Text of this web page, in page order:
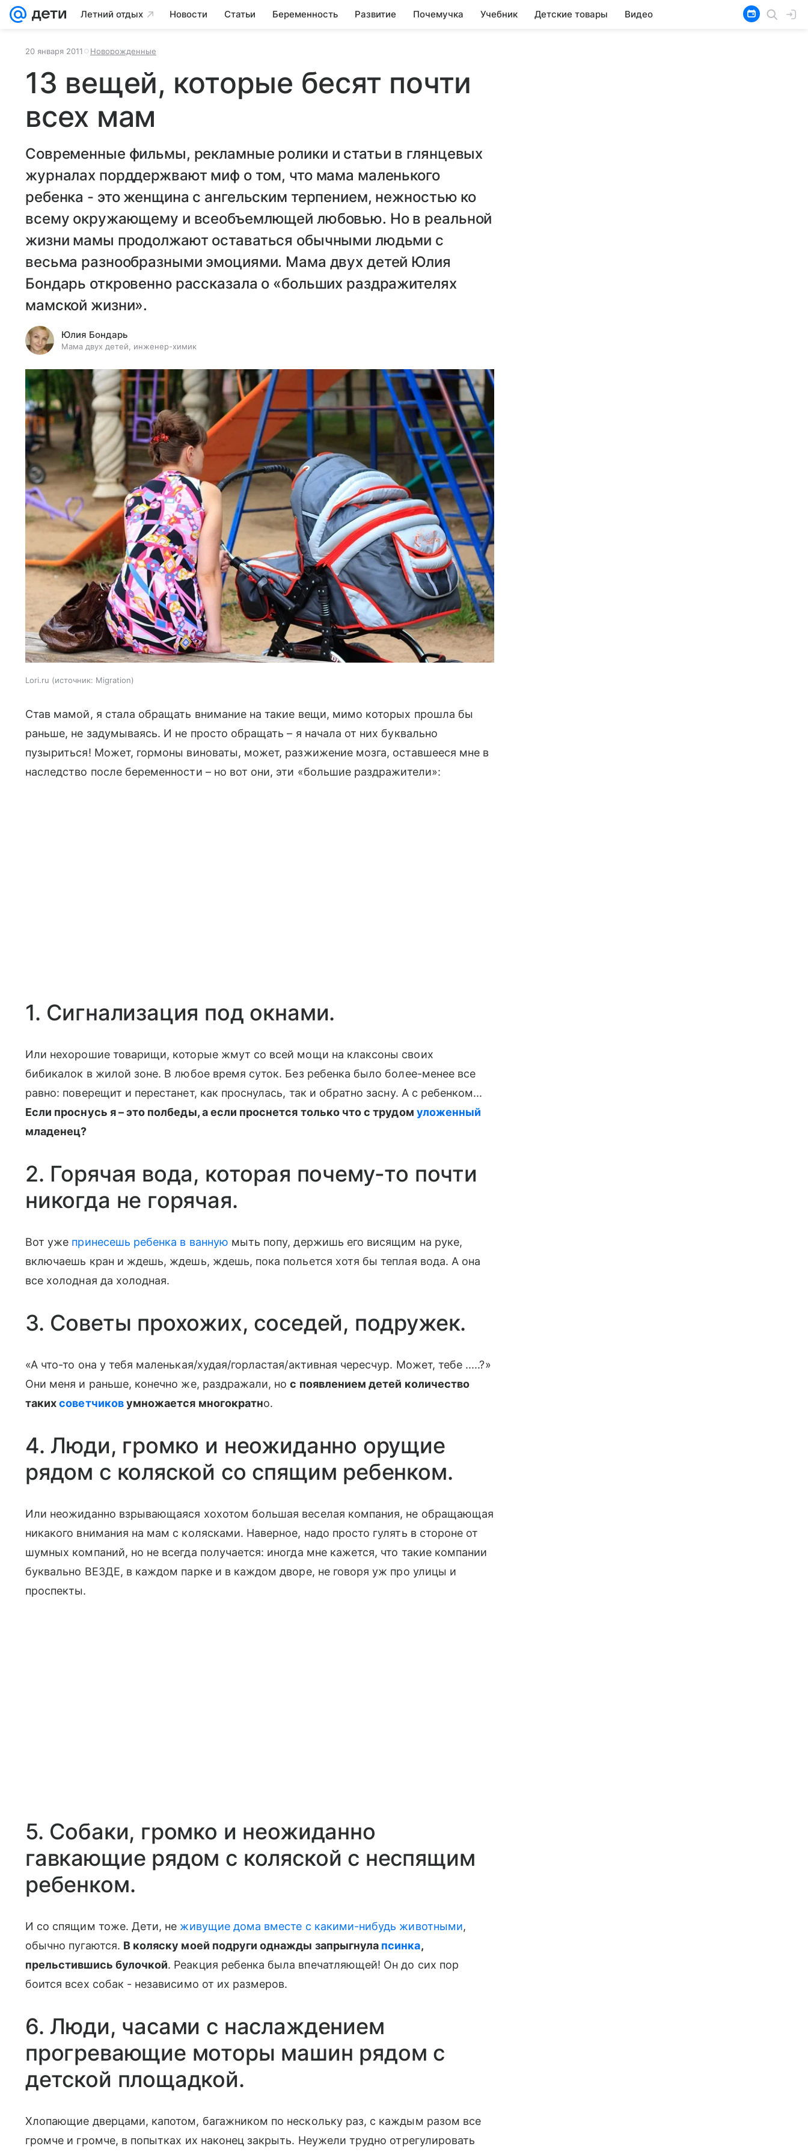
Летний отдых Новости Статьи Беременность Развитие Почемучка Учебник Детские товары Видео
20 января 2011 Новорожденные
13 вещей, которые бесят почти
всех мам
Современные фильмы, рекламные ролики и статьи в глянцевых
журналах порддержвают миф о том, что мама маленького
ребенка - это женщина с ангельским терпением, нежностью ко
всему окружающему и всеобъемлющей любовью. Но в реальной
жизни мамы продолжают оставаться обычными людьми с
весьма разнообразными эмоциями. Мама двух детей Юлия
Бондарь откровенно рассказала о «больших раздражителях
мамской жизни».
Юлия Бондарь
Мама двух детей, инженер-химик
Lori.ru источник: Migration
Став мамой, я стала обращать внимание на такие вещи, мимо которых прошла бы
раньше, не задумываясь. И не просто обращать – я начала от них буквально
пузыриться! Может, гормоны виноваты, может, разжижение мозга, оставшееся мне в
наследство после беременности – но вот они, эти «большие раздражители»:
1. Сигнализация под окнами.
Или нехорошие товарищи, которые жмут со всей мощи на клаксоны своих
бибикалок в жилой зоне. В любое время суток. Без ребенка было более-менее все
равно: поверещит и перестанет, как проснулась, так и обратно засну. А с ребенком...
Если проснусь я – это полбеды, а если проснется только что с трудом уложенный
младенец?
2. Горячая вода, которая почему-то почти
никогда не горячая.
Вот уже принесешь ребенка в ванную мыть попу, держишь его висящим на руке,
включаешь кран и ждешь, ждешь, ждешь, пока польется хотя бы теплая вода. А она
все холодная да холодная.
3. Советы прохожих, соседей, подружек.
«А что-то она у тебя маленькая/худая/горластая/активная чересчур. Может, тебе .....?»
Они меня и раньше, конечно же, раздражали, нос появлением детей количество
такихсоветчиковумножается многократно.
4. Люди, громко и неожиданно орущие
рядом с коляской со спящим ребенком.
Или неожиданно взрывающаяся хохотом большая веселая компания, не обращающая
никакого внимания на мам с колясками. Наверное, надо просто гулять в стороне от
шумных компаний, но не всегда получается: иногда мне кажется, что такие компании
буквально ВЕЗДЕ, в каждом парке и в каждом дворе, не говоря уж про улицы и
проспекты.
5. Собаки, громко и неожиданно
гавкающие рядом с коляской с неспящим
ребенком.
И со спящим тоже. Дети, не живущие дома вместе с какими-нибудь животными,
обычно пугаются. В коляску моей подруги однажды запрыгнула псинка,
прельстившись булочкой. Реакция ребенка была впечатляющей! Он до сих пор
боится всех собак - независимо от их размеров.
6. Люди, часами с наслаждением
прогревающие моторы машин рядом с
детской площадкой.
Хлопающие дверцами, капотом, багажником по нескольку раз, с каждым разом все
громче и громче, в попытках их наконец закрыть. Неужели трудно отрегулировать